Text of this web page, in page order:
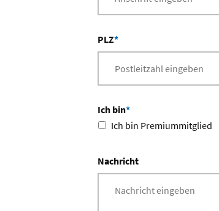
PLZ*
Ich bin*
Ich bin Premiummitglied
Nachricht